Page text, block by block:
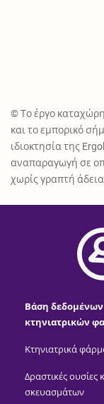
© Το έργο
και το εμπορικό
ιδιοκτησία της
αναπαραγωγή σε
χωρίς γραπτή
Βάση δεδομένων
κτηνιατρικών
Κτηνιατρικά
Δραστικές ουσίες
σκευασμάτων